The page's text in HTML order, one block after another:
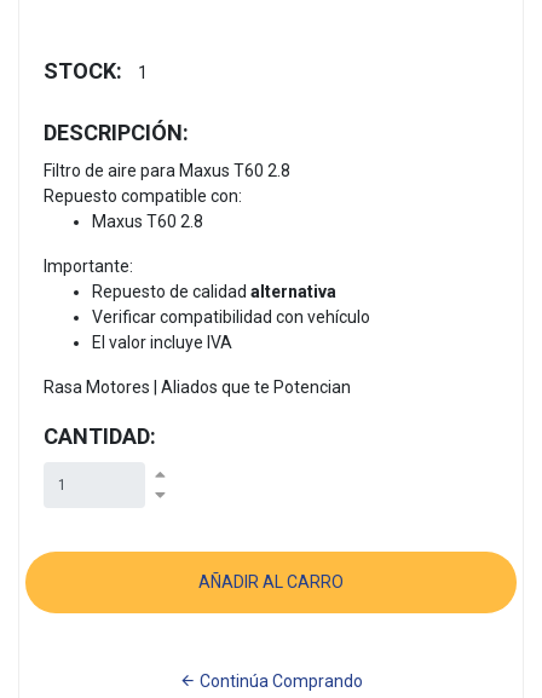
STOCK: 1
DESCRIPCIÓN:
Filtro de aire para Maxus T60 2.8
Repuesto compatible con:
Maxus T60 2.8
Importante:
Repuesto de calidad alternativa
Verificar compatibilidad con vehículo
El valor incluye IVA
Rasa Motores | Aliados que te Potencian
CANTIDAD:
Continúa Comprando